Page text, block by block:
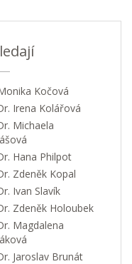
Kočová
Irena Kolářová
Michaela
Hana Philpot
Zdeněk Kopal
Ivan Slavík
Zdeněk Holoubek
Magdalena
Jaroslav Brunát